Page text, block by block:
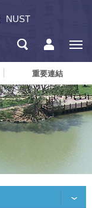
NUST
重要連結